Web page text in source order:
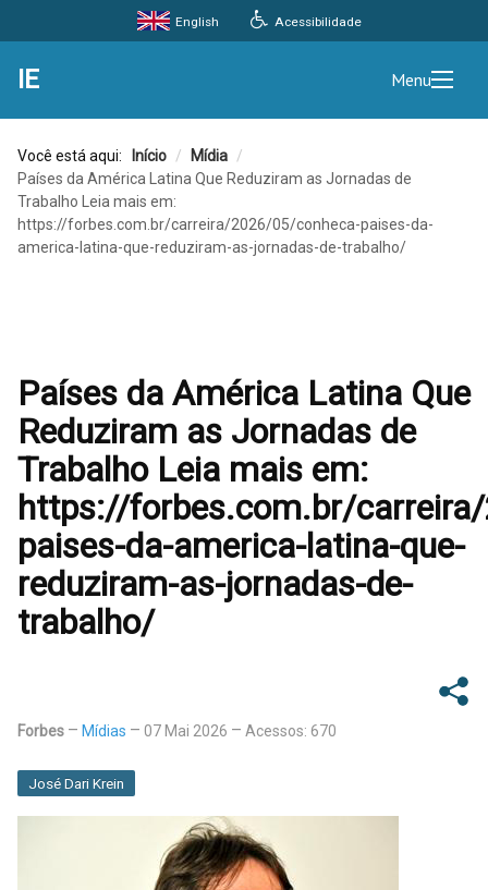
Acessibilidade
English
IE Menu
Você está aqui: Início / Mídia /
Países da América Latina Que Reduziram as Jornadas de
Trabalho Leia mais em:
https://forbes.com.br/carreira/2026/05/conheca-paises-da-
america-latina-que-reduziram-as-jornadas-de-trabalho/
Países da América Latina Que
Reduziram as Jornadas de
Trabalho Leia mais em:
https://forbes.com.br/
paises-da-america-latina-que-
reduziram-as-jornadas-de-
trabalho/
Forbes Mídias 07 Mai 2026 Acessos: 670
José Dari Krein